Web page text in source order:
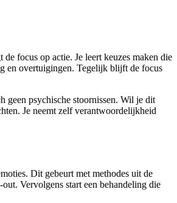
focus op actie. Je leert keuzes maken die
en overtuigingen. Tegelijk blijft de focus
geen psychische stoornissen. Wil je dit
Je neemt zelf verantwoordelijkheid
Dit gebeurt met methodes uit de
Vervolgens start een behandeling die